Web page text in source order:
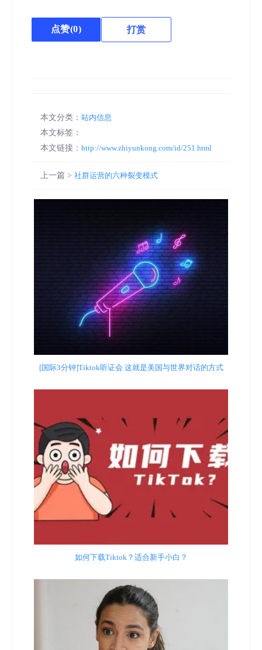
点赞(0) 打赏
本文分类： 站内信息
本文标签：
本文链接： http://www.zhiyunkong.com/id/251.html
上一篇 > 社群运营的六种裂变模式
[国际3分钟]Tiktok听证会 这就是美国与世界对话的方式
如何下载Tiktok？适合新手小白？